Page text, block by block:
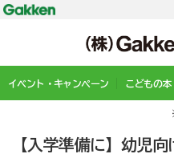
イベント・キャンペーン こどもの本
【入学準備に】幼児